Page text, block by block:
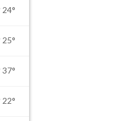
24°
25°
37°
22°